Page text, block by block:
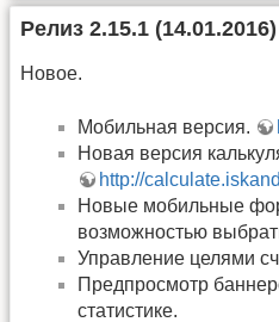
Релиз 2.15.1 (14.01.2016)
Новое.
Мобильная версия.
Новая версия
http://
Новые мобильные
возможностью
Управление целями
Предпросмотр
статистике.